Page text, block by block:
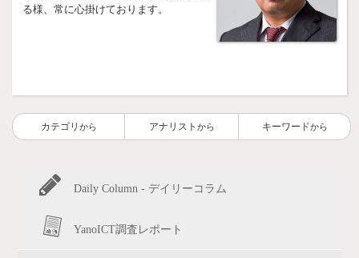
る様、常に心掛けております。
カテゴリ から アナリスト から キーワードから
Daily Column - デイリーコラム
YanoICT調査レポート